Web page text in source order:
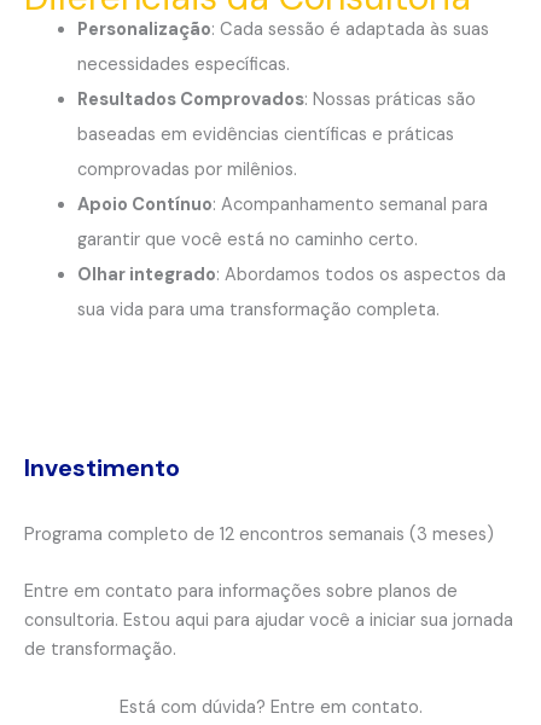
Personalização: Cada sessão é adaptada às suas
necessidades específicas.
Resultados Comprovados: Nossas práticas são
baseadas em evidências científicas e práticas
comprovadas por milênios.
Apoio Contínuo: Acompanhamento semanal para
garantir que você está no caminho certo.
Olhar integrado: Abordamos todos os aspectos da
sua vida para uma transformação completa.
Investimento
Programa completo de 12 encontros semanais (3 meses)
Entre em contato para informações sobre planos de
consultoria. Estou aqui para ajudar você a iniciar sua jornada
de transformação.
Está com dúvida? Entre em contato.